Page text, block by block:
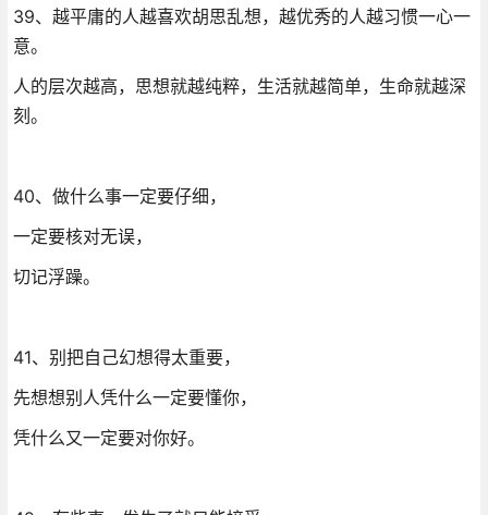
39、越平庸的人越喜欢胡思乱想，越优秀的人越习惯一心一
意。
人的层次越高，思想就越纯粹，生活就越简单，生命就越深
刻。
40、做什么事一定要仔细，
一定要核对无误，
切记浮躁。
41、别把自己幻想得太重要，
先想想别人凭什么一定要懂你，
凭什么又一定要对你好。